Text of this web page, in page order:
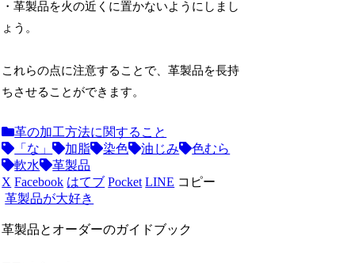
・革製品を火の近くに置かないようにしまし
ょう。
これらの点に注意することで、革製品を長持
ちさせることができます。
革の加工方法に関すること
「な」
加脂 染色 油じみ
色むら
軟水
革製品
X Facebook はてブ Pocket LINE コピー
革製品が大好き
革製品とオーダーのガイドブック